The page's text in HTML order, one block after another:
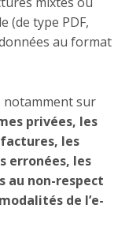
(de type PDF,
au format
notamment sur
privées, les
les
erronées, les
au non-respect
de l’e-